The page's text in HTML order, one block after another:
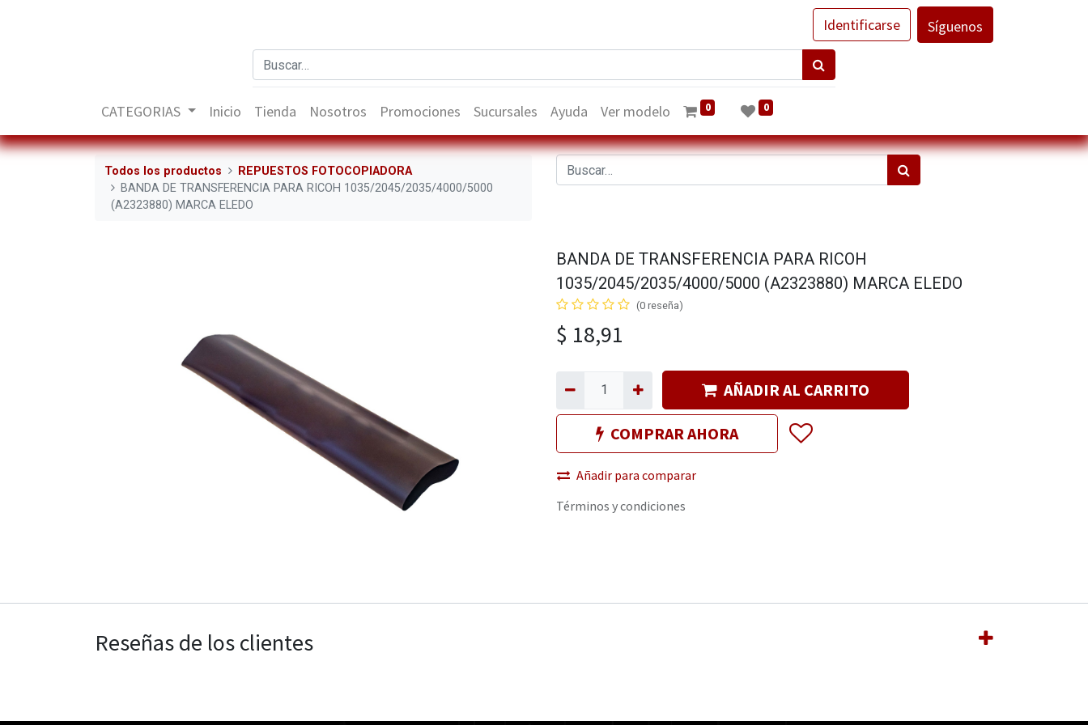
Identificarse Síguenos
CATEGORIAS Inicio Tienda Nosotros Promociones Sucursales Ayuda Ver modelo 0 0
Todos los productos
REPUESTOS FOTOCOPIADORA
BANDA DE TRANSFERENCIA PARA RICOH 1035/2045/2035/4000/5000
(A2323880) MARCA ELEDO
BANDA DE TRANSFERENCIA PARA RICOH
1035/2045/2035/4000/5000 (A2323880) MARCA ELEDO
(0 reseña)
$ 18,91
AÑADIR AL CARRITO
COMPRAR AHORA
Añadir para comparar
Términos y condiciones
Reseñas de los clientes